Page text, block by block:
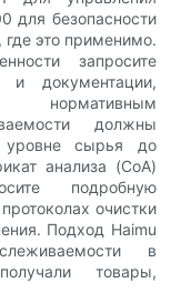
для безопасности
это применимо.
запросите
документации,
нормативным
должны
уровне сырья до
анализа (CoA)
подробную
очистки
Подход Haimu
в
товары,